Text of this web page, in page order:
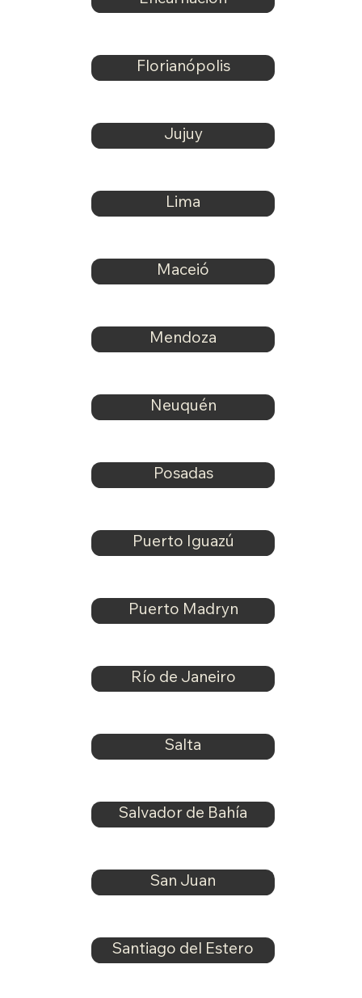
Florianópolis
Jujuy
Lima
Maceió
Mendoza
Neuquén
Posadas
Puerto Iguazú
Puerto Madryn
Río de Janeiro
Salta
Salvador de Bahía
San Juan
Santiago del Estero